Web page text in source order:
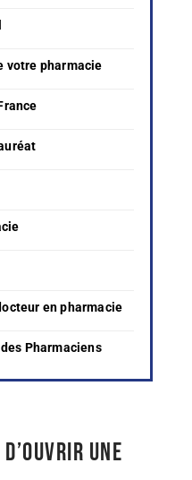
votre pharmacie
en pharmacie
Pharmaciens
une